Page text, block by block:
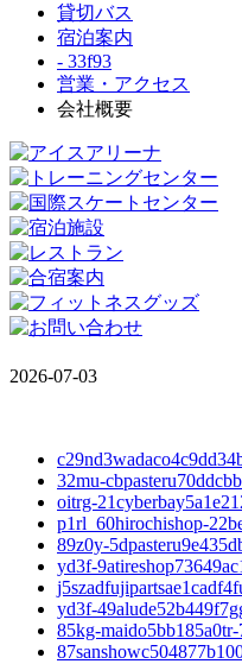
貸切バス
宿泊案内
- 33f93
営業・アクセス
会社概要
2026-07-03
32mu-
oitrg-
p1rl_60hirochishop-
89z0y-
yd3f-
yd3f-
85kg-